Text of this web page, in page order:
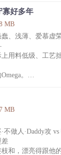
硬着头皮开始了
吧，真真叫人一
怎么扣都扣不下
大喊：师尊！！
寡好多年
MB
、浅薄、爱慕虚
用料低级、工艺
。
追在陆庭昀屁股
做出什么反应，
心形状的饼干、
眼眸仿佛荡漾的
是这种人呀，不
MB
不做人·Daddy攻
差
和，漂亮得跟他